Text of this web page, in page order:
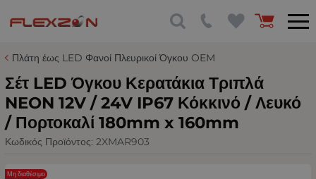
Πλάτη έως LED Φανοί Πλευρικοί Όγκου OEM
Σέτ LED Όγκου Κερατάκια Τριπλά
NEON 12V / 24V IP67 Κόκκινό / Λευκό
/ Πορτοκαλί 180mm x 160mm
Κωδικός Προϊόντος: 2XMAR903
Μη διαθέσιμο